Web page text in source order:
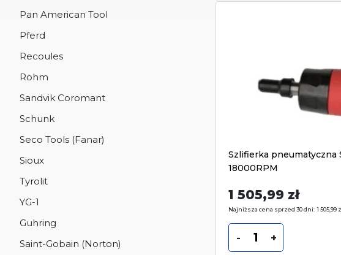
Pan American Tool
Pferd
Recoules
Rohm
Sandvik Coromant
Schunk
Seco Tools (Fanar)
Sioux
Tyrolit
YG-1
Guhring
Saint-Gobain (Norton)
Szlifierka pneumatyczna
18000RPM
1 505,99 zł
Najniższa cena sprzed 30 dni:1 505,99
- +